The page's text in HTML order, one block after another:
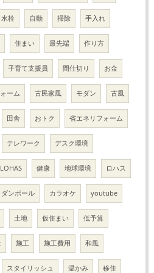
水栓 自動 掃除 手入れ
住まい 最先端 作り方
子育て支援員 間仕切り お金
ーム 古民家風 モダン 古風
田舎 おトク 省エネリフォーム
テレワーク デスク環境
LOHAS 健康 地球環境 ロハス
ダンボール カラオケ youtube
土地 仮住まい 低予算
施工 施工費用 和風
スタイリッシュ 温かみ 移住